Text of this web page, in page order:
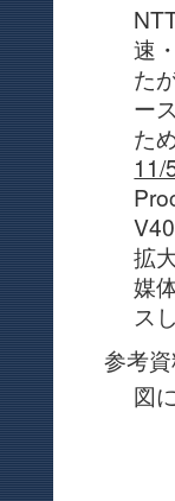
速
た
ー
た
11/
拡
媒
ス
参考
図